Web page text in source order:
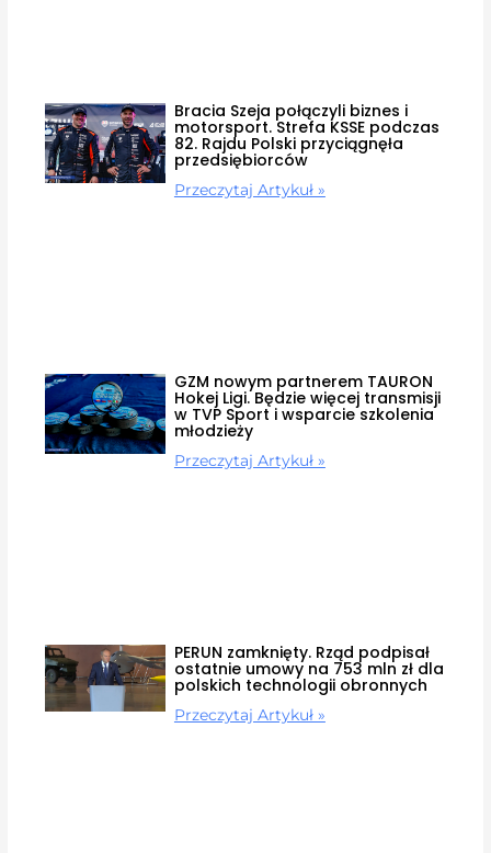
Bracia Szeja połączyli biznes i
motorsport. Strefa KSSE podczas
82. Rajdu Polski przyciągnęła
przedsiębiorców
Przeczytaj Artykuł »
GZM nowym partnerem TAURON
Hokej Ligi. Będzie więcej transmisji
w TVP Sport i wsparcie szkolenia
młodzieży
Przeczytaj Artykuł »
PERUN zamknięty. Rząd podpisał
ostatnie umowy na 753 mln zł dla
polskich technologii obronnych
Przeczytaj Artykuł »